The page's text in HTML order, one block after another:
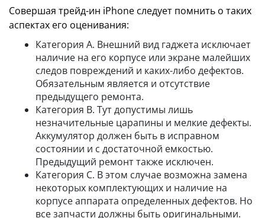
Совершая трейд-ин iPhone следует помнить о таких
аспектах его оценивания:
Категория А. Внешний вид гаджета исключает
наличие на его корпусе или экране малейших
следов повреждений и каких-либо дефектов.
Обязательным является и отсутствие
предыдущего ремонта.
Категория В. Тут допустимы лишь
незначительные царапины и мелкие дефекты.
Аккумулятор должен быть в исправном
состоянии и с достаточной емкостью.
Предыдущий ремонт также исключен.
Категория C. В этом случае возможна замена
некоторых комплектующих и наличие на
корпусе аппарата определенных дефектов. Но
все запчасти должны быть оригинальными.